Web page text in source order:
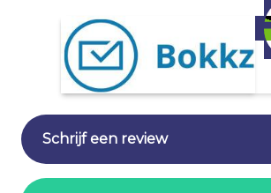
Schrijf een review